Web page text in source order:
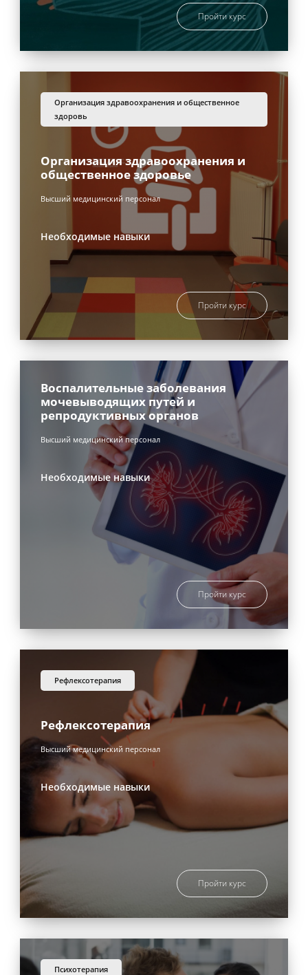
Пройти курс
организация здравоохранения и общественное
здоровь
Организация здравоохранения и
общественное здоровье
Высший медицинский персонал
Необходимые навыки
Пройти курс
Воспалительные заболевания
мочевыводящих путей и
репродуктивных органов
Высший медицинский персонал
Необходимые навыки
Пройти курс
рефлексотерапия
Рефлексотерапия
Высший медицинский персонал
Необходимые навыки
Пройти курс
психотерапия